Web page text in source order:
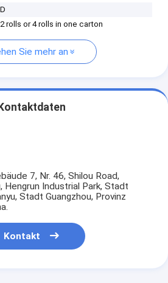
D
2 rolls or 4 rolls in one carton
Sie mehr an
Kontaktdaten
7, Nr. 46, Shilou Road,
Hengrun Industrial Park, Stadt
Stadt Guangzhou, Provinz
Kontakt